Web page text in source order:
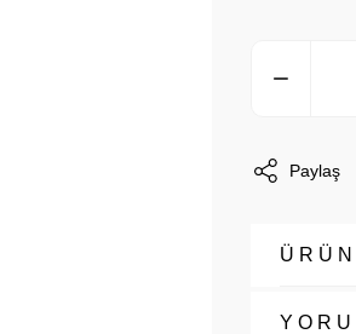
Paylaş